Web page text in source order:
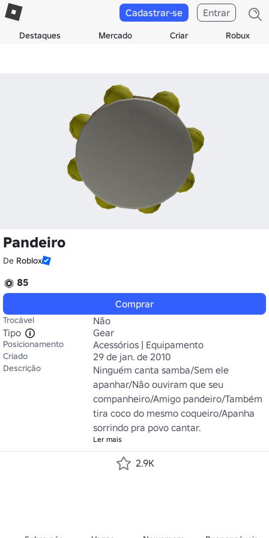
Destaques Mercado Criar Robux
Cadastrar-se Entrar
Pandeiro
De Roblox
85
Comprar
Trocável
Não
Tipo
Gear
Posicionamento Acessórios | Equipamento
Criado 29 de jan. de 2010
Descrição
Ninguém canta samba/Sem ele
apanhar/Não ouviram que seu
companheiro/Amigo pandeiro/Também
tira coco do mesmo coqueiro/Apanha
sorrindo pra povo cantar.
Ler mais
2.9K